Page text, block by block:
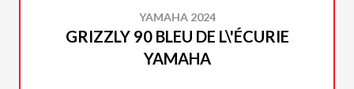
YAMAHA 2024
GRIZZLY 90 BLEU DE L\'ÉCURIE
YAMAHA